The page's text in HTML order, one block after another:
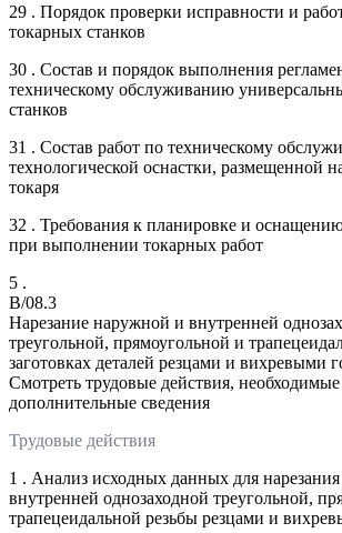
29 . Порядок проверки исправности и
токарных станков
30 . Состав и порядок выполнения
техническому обслуживанию
станков
31 . Состав работ по техническому
технологической оснастки, размещенной
токаря
32 . Требования к планировке и
при выполнении токарных работ
5 .
B/08.3
Нарезание наружной и внутренней
треугольной, прямоугольной и
заготовках деталей резцами и вихревыми
Смотреть трудовые действия,
дополнительные сведения
Трудовые действия
1 . Анализ исходных данных для
внутренней однозаходной треугольной,
трапецеидальной резьбы резцами и